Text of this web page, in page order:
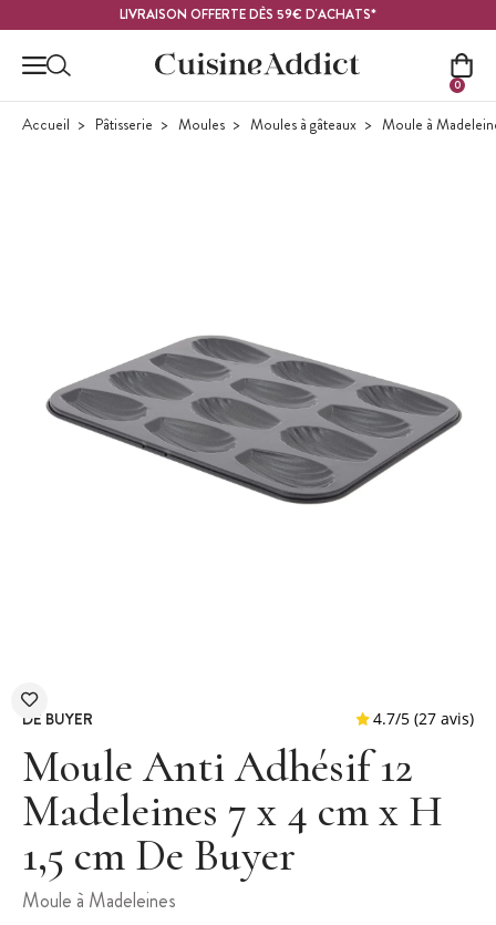
LIVRAISON OFFERTE DÈS 59€ D'ACHATS*
0
Accueil Pâtisserie Moules Moules à gâteaux Moule à
DE BUYER
Moule Anti Adhésif 12
Madeleines 7 x 4 cm x H
1,5 cm De Buyer
Moule à Madeleines